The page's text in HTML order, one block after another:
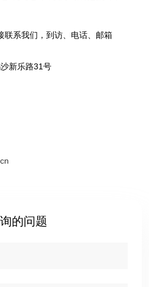
的问题
联系我们，到访、电话、邮箱
新乐路31号